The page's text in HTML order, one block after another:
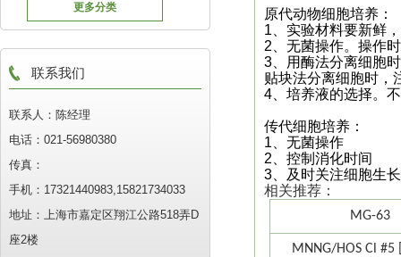
更多分类
联系我们
联系人：陈经理
电话：021-56980380
传真：
手机：17321440983,15821734033
地址：上海市嘉定区翔江公路518弄D
座2楼
原代动物细胞培养 ：
1 、实验材料要新鲜
2
无菌操作。操作
3 、用酶法分离细胞
贴块法分离细胞时，
4 、培养液的选择。
传代细胞培养：
1 、无菌操作
2 、控制消化时间
3 、及时关注细胞生
相关推荐：
MG-63
MNNG/HOS Cl #5